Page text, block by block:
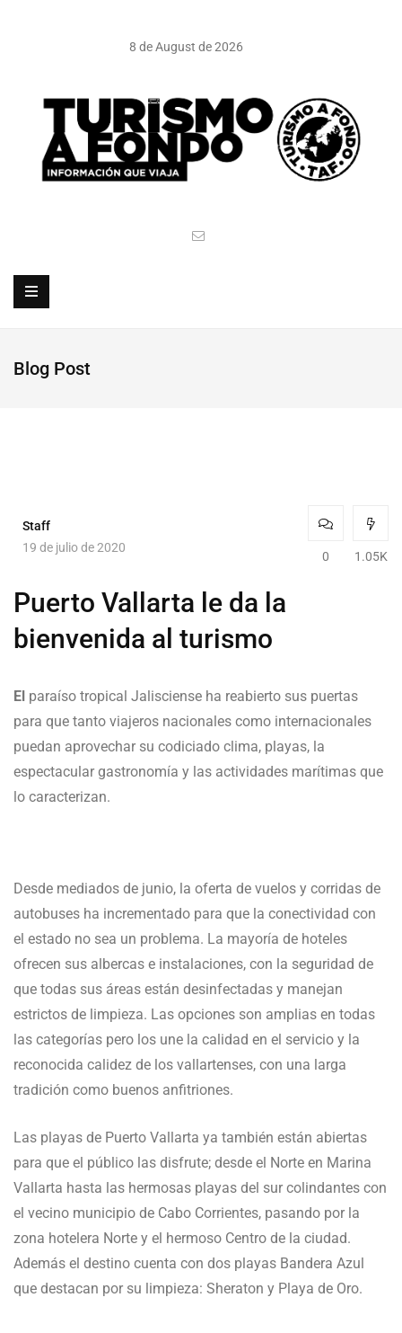
8 de August de 2026
Blog Post
Staff
19 de julio de 2020
0 1.05K
Puerto Vallarta le da la
bienvenida al turismo
El paraíso tropical Jalisciense ha reabierto sus puertas
para que tanto viajeros nacionales como internacionales
puedan aprovechar su codiciado clima, playas, la
espectacular gastronomía y las actividades marítimas que
lo caracterizan.
Desde mediados de junio, la oferta de vuelos y corridas de
autobuses ha incrementado para que la conectividad con
el estado no sea un problema. La mayoría de hoteles
ofrecen sus albercas e instalaciones, con la seguridad de
que todas sus áreas están desinfectadas y manejan
estrictos de limpieza. Las opciones son amplias en todas
las categorías pero los une la calidad en el servicio y la
reconocida calidez de los vallartenses, con una larga
tradición como buenos anfitriones.
Las playas de Puerto Vallarta ya también están abiertas
para que el público las disfrute; desde el Norte en Marina
Vallarta hasta las hermosas playas del sur colindantes con
el vecino municipio de Cabo Corrientes, pasando por la
zona hotelera Norte y el hermoso Centro de la ciudad.
Además el destino cuenta con dos playas Bandera Azul
que destacan por su limpieza: Sheraton y Playa de Oro.